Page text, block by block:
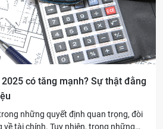
có tăng mạnh? Sự thật đằng
những quyết định quan trọng, đòi
về tài chính. Tuy nhiên, trong những